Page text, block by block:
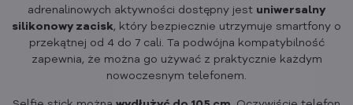
adrenalinowych aktywności dostępny jest uniwersalny
silikonowy zacisk, który bezpiecznie utrzymuje smartfony o
przekątnej od 4 do 7 cali. Ta podwójna kompatybilność
zapewnia, że można go używać z praktycznie każdym
nowoczesnym telefonem.